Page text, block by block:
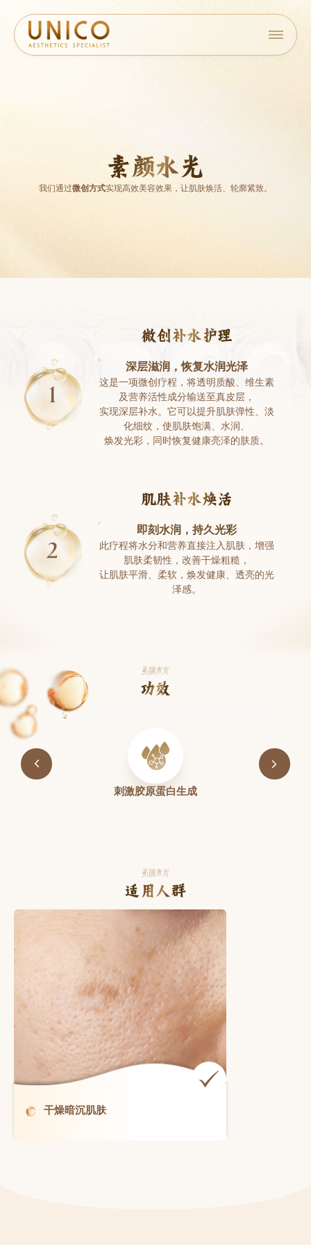
素颜水光
我们通过微创方式实现高效美容效果，让肌肤焕活、轮廓紧致。
微创补水护理
深层滋润，恢复水润光泽
这是一项微创疗程，将透明质酸、维生素
及营养活性成分输送至真皮层，
实现深层补水。它可以提升肌肤弹性、淡
化细纹，使肌肤饱满、水润、
焕发光彩，同时恢复健康亮泽的肤质。
肌肤补水焕活
即刻水润，持久光彩
此疗程将水分和营养直接注入肌肤，增强
肌肤柔韧性，改善干燥粗糙，
让肌肤平滑、柔软，焕发健康、透亮的光
泽感。
素颜水光
功效
刺激胶原蛋白生成
素颜水光
适用人群
干燥暗沉肌肤